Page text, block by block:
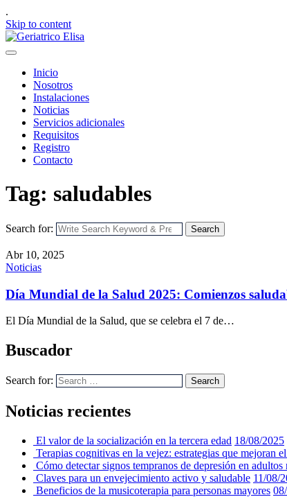
.
Skip to content
Inicio
Nosotros
Instalaciones
Noticias
Servicios adicionales
Requisitos
Registro
Contacto
Tag: saludables
Search for: Search
Abr 10, 2025
Noticias
Día Mundial de la Salud 2025: Comienzos
El Día Mundial de la Salud, que se celebra el 7 de…
Buscador
Search for: Search
Noticias recientes
El valor de la socialización en la tercera edad 18/08/2025
Terapias cognitivas en la vejez: estrategias que mejoran
Cómo detectar signos tempranos de depresión en adultos
Claves para un envejecimiento activo y saludable 11/08/
Beneficios de la musicoterapia para personas mayores